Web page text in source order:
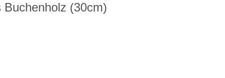
(30cm)